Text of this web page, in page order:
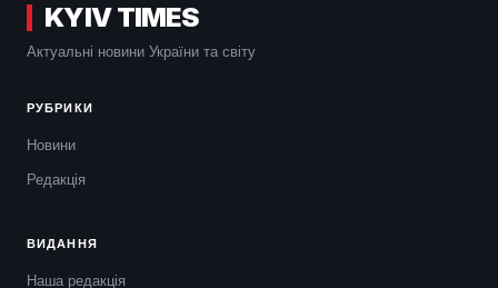
KYIV TIMES
Актуальні новини України та світу
РУБРИКИ
Новини
Редакція
ВИДАННЯ
Наша редакція